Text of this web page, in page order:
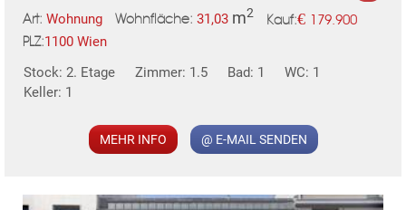
Art: Wohnung Wohnfläche: 31,03 m2 Kauf:€ 179.900
PLZ:1100 Wien
Stock: 2. Etage
Zimmer: 1.5 Bad: 1
WC: 1
Keller: 1
MEHR INFO @ E-MAIL SENDEN